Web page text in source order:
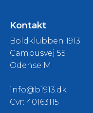
Kontakt
Boldklubben 1913
Campusvej 55
Odense M
info@b1913.dk
Cvr: 40163115